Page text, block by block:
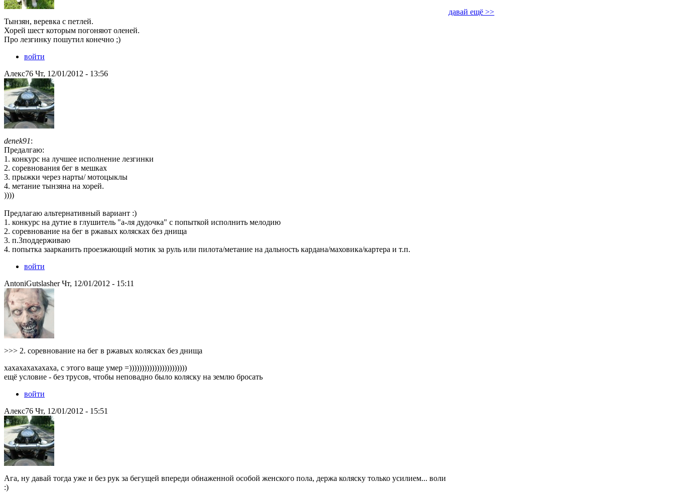
Тынзян, веревка с петлей.
Хорей шест которым погоняют оленей.
Про лезгинку пошутил конечно ;)
войти
Алекс76 Чт, 12/01/2012 - 13:56
denek91:
Предалгаю:
1. конкурс на лучшее исполнение лезгинки
2. соревнования бег в мешках
3. прыжки через нарты/ мотоцыклы
4. метание тынзяна на хорей.
))))
Предлагаю альтернативный вариант :)
1. конкурс на дутие в глушитель "а-ля дудочка" с попыткой исполнить мелодию
2. соревнование на бег в ржавых колясках без днища
3. п.3поддерживаю
4. попытка заарканить проезжающий мотик за руль или пилота/метание на дальность кардана/маховика/картера и т.п.
войти
AntoniGutslasher Чт, 12/01/2012 - 15:11
>>> 2. соревнование на бег в ржавых колясках без днища
хахахахахахаха, с этого ваще умер =)))))))))))))))))))))))
ещё условие - без трусов, чтобы неповадно было коляску на землю бросать
войти
Алекс76 Чт, 12/01/2012 - 15:51
Ага, ну давай тогда уже и без рук за бегущей впереди обнаженной особой женского пола, держа коляску только усилием... воли
:)
давай ещё >>